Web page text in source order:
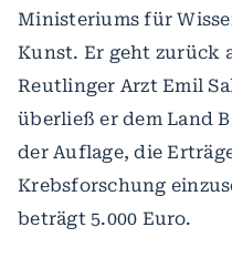
Ministeriums für
Kunst. Er geht zurück
Reutlinger Arzt Emil
überließ er dem Land
der Auflage, die
Krebsforschung
beträgt 5.000 Euro.